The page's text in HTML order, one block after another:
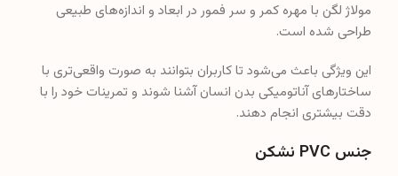
مولاژ لگن با مهره کمر و سر فمور در ابعاد و اندازه‌های طبیعی
طراحی شده است.
این ویژگی باعث می‌شود تا کاربران بتوانند به صورت واقعی‌تری با
ساختارهای آناتومیکی بدن انسان آشنا شوند و تمرینات خود را با
دقت بیشتری انجام دهند.
جنس PVC نشکن